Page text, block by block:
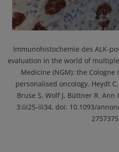
Immunohistochemie des ALK-
evaluation in the world of
Medicine (NGM): the
personalised oncology. Heydt
Bruse S, Wolf J, Büttner R. Ann
3:iii25-iii34. doi: 10.1093/